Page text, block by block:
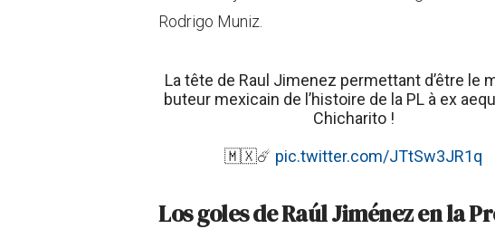
Rodrigo Muniz.
La tête de Raul Jimenez permettant d’être le
buteur mexicain de l’histoire de la PL à ex
Chicharito !
🇲🇽☄️ pic.twitter.com/JTtSw3JR1q
Los goles de Raúl Jiménez en la